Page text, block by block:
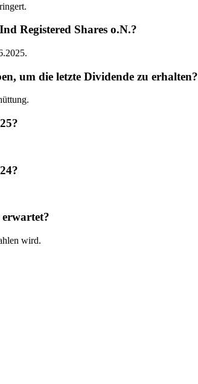
Registered Shares o.N.?
um die letzte Dividende zu erhalten?
wird.